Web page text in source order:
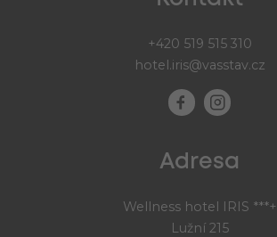
+420 519 515 310
hotel.iris@vasstav.cz
Adresa
Wellness hotel IRIS ***+
Lužní 215